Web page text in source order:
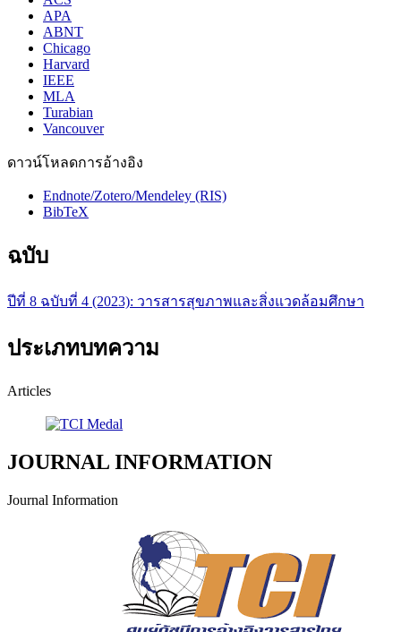
APA
ABNT
Chicago
Harvard
IEEE
MLA
Turabian
Vancouver
ดาวน์โหลดการอ้างอิง
Endnote/Zotero/Mendeley (RIS)
BibTeX
ฉบับ
ปีที่ 8 ฉบับที่ 4 (2023): วารสารสุขภาพและสิ่งแวดล้อมศึกษา
ประเภทบทความ
Articles
JOURNAL INFORMATION
Journal Information